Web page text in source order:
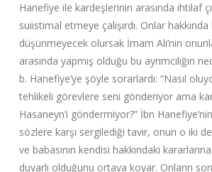
Hanefiye ile kardeşlerinin arasında ihtilaf
suiistimal etmeye çalışırdı. Onlar
düşünmeyecek olursak İmam Ali’nin
arasında yapmış olduğu bu ayrımcılığın
b. Hanefiye’ye şöyle sorarlardı: “Nasıl
tehlikeli görevlere seni gönderiyor ama
Hasaneyn’i göndermiyor?” İbn
sözlere karşı sergilediği tavır, onun o iki
ve babasının kendisi hakkındaki
duyarlı olduğunu ortaya koyar. Onların